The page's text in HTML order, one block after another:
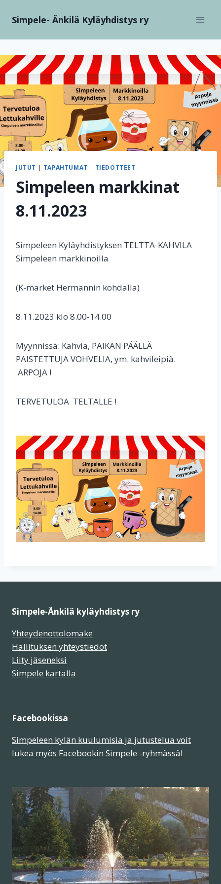
sisältöön
Simpele- Änkilä Kyläyhdistys ry
JUTUT | TAPAHTUMAT | TIEDOTTEET
Simpeleen markkinat
8.11.2023
Simpeleen Kyläyhdistyksen TELTTA-KAHVILA
Simpeleen markkinoilla
(K-market Hermannin kohdalla)
8.11.2023 klo 8.00-14.00
Myynnissä: Kahvia, PAIKAN PÄÄLLÄ
PAISTETTUJA VOHVELIA, ym. kahvileipiä.
ARPOJA !
TERVETULOA TELTALLE !
Simpele-Änkilä kyläyhdistys ry
Yhteydenottolomake
Hallituksen yhteystiedot
Liity jäseneksi
Simpele kartalla
Facebookissa
Simpeleen kylän kuulumisia ja jutustelua voit
lukea myös Facebookin Simpele -ryhmässä!